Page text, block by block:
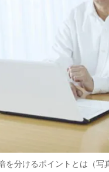
を分けるポイントとは（写